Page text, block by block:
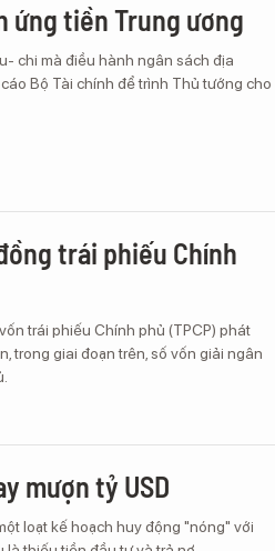
ứng tiền Trung ương
chi mà điều hành ngân sách địa
Bộ Tài chính để trình Thủ tướng cho
trái phiếu Chính
trái phiếu Chính phủ (TPCP) phát
trong giai đoạn trên, số vốn giải ngân
mượn tỷ USD
loạt kế hoạch huy động "nóng" với